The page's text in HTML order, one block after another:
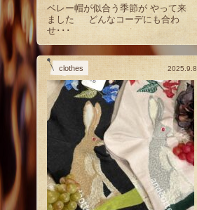
ベレー帽が似合う季節が やって来
ました どんなコーデにも合わ
せ･･･
clothes 2025.9.8